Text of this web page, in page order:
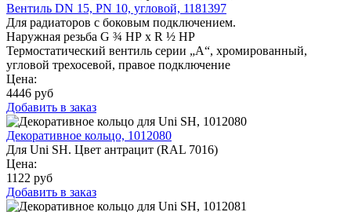
Вентиль DN 15, PN 10, угловой, 1181397
Для радиаторов с боковым подключением.
Наружная резьба G ¾ НР x R ½ НР
Термостатический вентиль серии „A“, хромированный,
угловой трехосевой, правое подключение
Цена:
4446 руб
Добавить в заказ
Декоративное кольцо, 1012080
Для Uni SH. Цвет антрацит (RAL 7016)
Цена:
1122 руб
Добавить в заказ